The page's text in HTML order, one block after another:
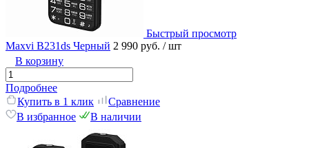
Быстрый просмотр
Maxvi B231ds Черный 2 990 руб. / шт
В корзину
Подробнее
Купить в 1 клик
Сравнение
В избранное
В наличии